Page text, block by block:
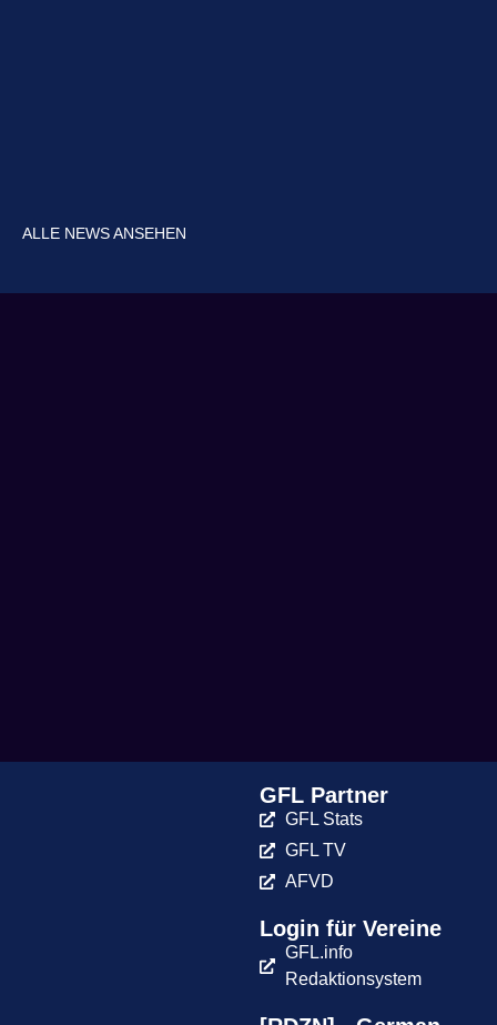
ALLE NEWS ANSEHEN
GFL Partner
GFL Stats
GFL TV
AFVD
Login für Vereine
GFL.info
Redaktionsystem